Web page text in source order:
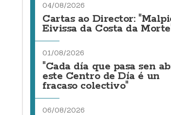
04/08/2026
Cartas ao Director:
Eivissa da Costa da
01/08/2026
"Cada día que pasa sen
este Centro de Día é un
fracaso colectivo"
06/08/2026